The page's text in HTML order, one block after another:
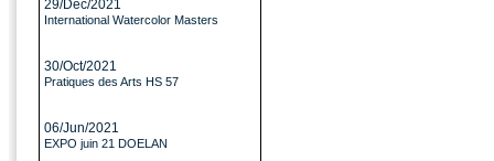
29/Dec/2021
International Watercolor Masters
30/Oct/2021
Pratiques des Arts HS 57
06/Jun/2021
EXPO juin 21 DOELAN